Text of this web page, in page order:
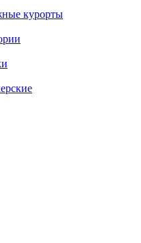
курорты